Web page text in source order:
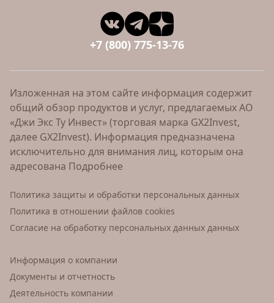
+7 (800) 775-13-76
Изложенная на этом сайте информация содержит
общий обзор продуктов и услуг, предлагаемых АО
«Джи Экс Ту Инвест» (торговая марка GX2Invest,
далее GX2Invest). Информация предназначена
исключительно для внимания лиц, которым она
адресована Подробнее
Политика защиты и обработки персональных данных
Политика в отношении файлов cookies
Согласие на обработку персональных данных данных
Информация о компании
Документы и отчетность
Деятельность компании